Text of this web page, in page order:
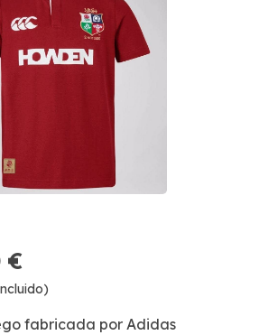
€
fabricada por Adidas